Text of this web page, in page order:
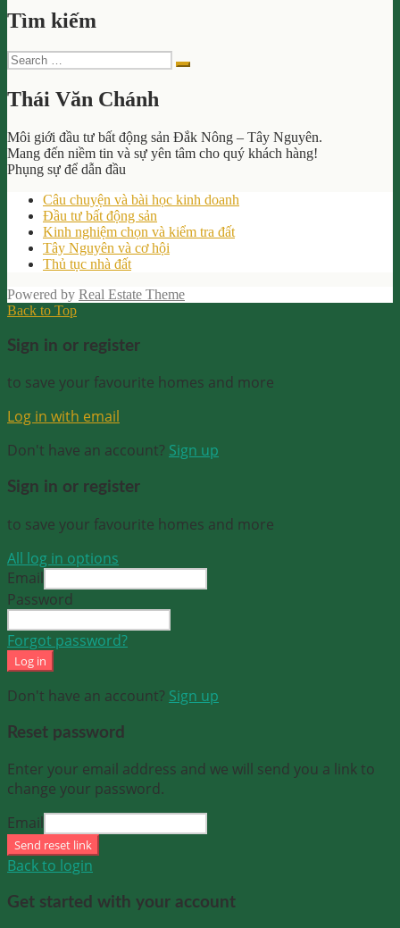
Hiệu
Cao
Tìm kiếm
Search
for:
Search
Thái Văn Chánh
Môi giới đầu tư bất động sản Đắk Nông – Tây Nguyên.
Mang đến niềm tin và sự yên tâm cho quý khách hàng!
Phụng sự để dẫn đầu
Câu chuyện và bài học kinh doanh
Đầu tư bất động sản
Kinh nghiệm chọn và kiểm tra đất
Tây Nguyên và cơ hội
Thủ tục nhà đất
Powered by Real Estate Theme
Back to Top
Sign in or register
to save your favourite homes and more
Log in with email
Don't have an account? Sign up
Sign in or register
to save your favourite homes and more
All log in options
Email
Password
Forgot password?
Log in
Don't have an account? Sign up
Reset password
Enter your email address and we will send you a link to
change your password.
Email
Send reset link
Back to login
Get started with your account